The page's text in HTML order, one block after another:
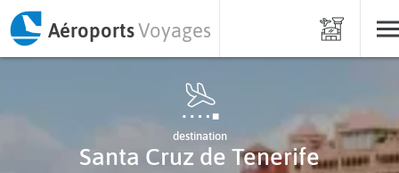
AéroportsVoyages
destination
Santa Cruz de Tenerife